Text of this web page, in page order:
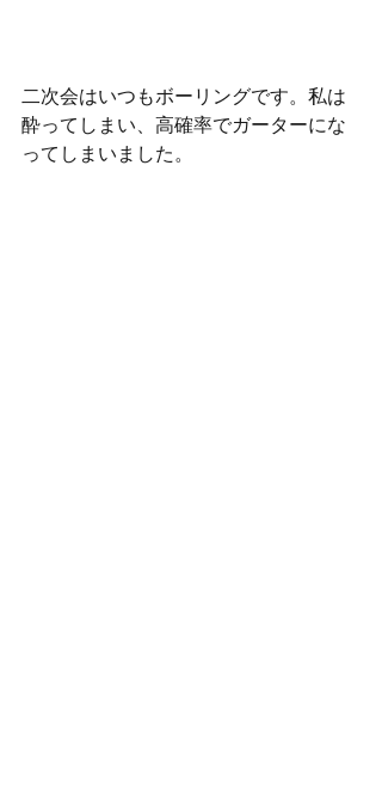
二次会はいつもボーリングです。私は
酔ってしまい、高確率でガーターにな
ってしまいました。